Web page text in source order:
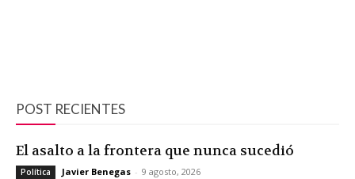
POST RECIENTES
El asalto a la frontera que nunca sucedió
Política Javier Benegas - 9 agosto, 2026